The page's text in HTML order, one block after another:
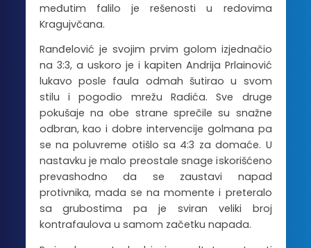
međutim falilo je rešenosti u redovima
Kragujvčana.
Ranđelović je svojim prvim golom izjednačio
na 3:3, a uskoro je i kapiten Andrija Prlainović
lukavo posle faula odmah šutirao u svom
stilu i pogodio mrežu Radića. Sve druge
pokušaje na obe strane sprečile su snažne
odbran, kao i dobre intervencije golmana pa
se na poluvreme otišlo sa 4:3 za domaće. U
nastavku je malo preostale snage iskorišćeno
prevashodno da se zaustavi napad
protivnika, mada se na momente i preteralo
sa grubostima pa je sviran veliki broj
kontrafaulova u samom začetku napada.